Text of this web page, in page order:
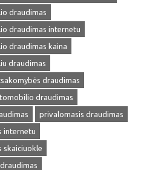
draudimas
draudimas internetu
draudimas kaina
draudimas
draudimas
draudimas
privalomasis draudimas
internetu
skaiciuokle